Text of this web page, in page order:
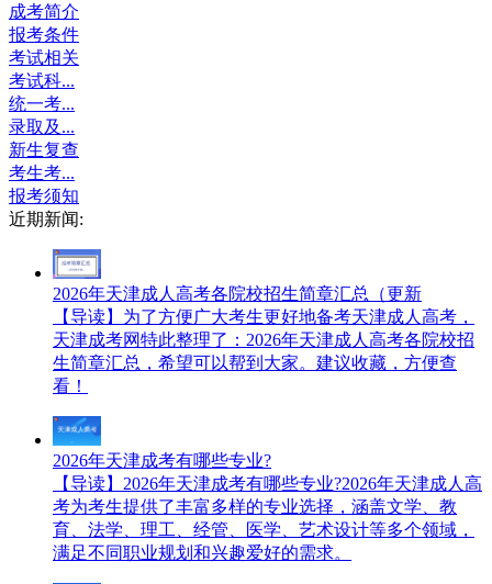
成考简介
报考条件
考试相关
考试科...
统一考...
录取及...
新生复查
考生考...
报考须知
近期新闻:
2026年天津成人高考各院校招生简章汇总（更新
【导读】为了方便广大考生更好地备考天津成人高考，
天津成考网特此整理了：2026年天津成人高考各院校招
生简章汇总，希望可以帮到大家。建议收藏，方便查
看！
2026年天津成考有哪些专业?
【导读】2026年天津成考有哪些专业?2026年天津成人高
考为考生提供了丰富多样的专业选择，涵盖文学、教
育、法学、理工、经管、医学、艺术设计等多个领域，
满足不同职业规划和兴趣爱好的需求。